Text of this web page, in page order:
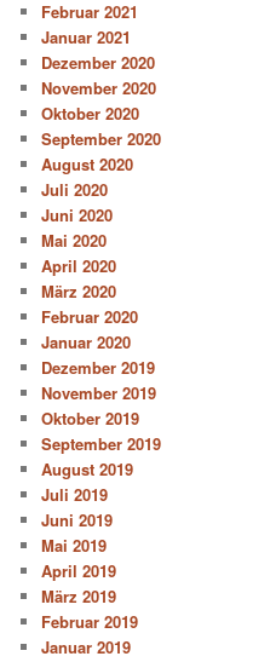
Februar 2021
Januar 2021
Dezember 2020
November 2020
Oktober 2020
September 2020
August 2020
Juli 2020
Juni 2020
Mai 2020
April 2020
März 2020
Februar 2020
Januar 2020
Dezember 2019
November 2019
Oktober 2019
September 2019
August 2019
Juli 2019
Juni 2019
Mai 2019
April 2019
März 2019
Februar 2019
Januar 2019